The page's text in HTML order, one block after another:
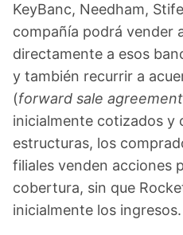
KeyBanc, Needham,
compañía podrá vender
directamente a esos
y también recurrir a
(forward sale
inicialmente cotizados y
estructuras, los
filiales venden acciones
cobertura, sin que
inicialmente los ingresos.